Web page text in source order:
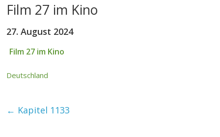
Conan
Film 27 im Kino
27. August 2024
Film 27 im Kino
Deutschland
← Kapitel 1133